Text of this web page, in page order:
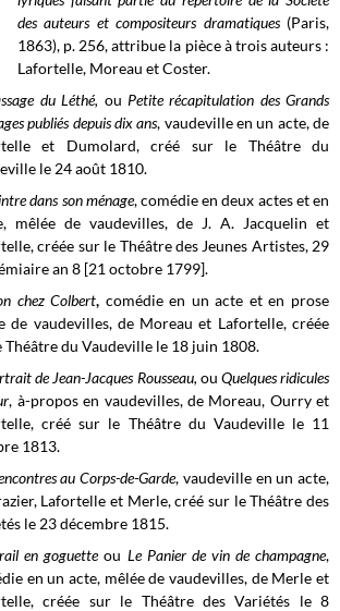
des auteurs et compositeurs dramatiques(Paris,
1863), p. 256, attribue la pièce à trois auteurs :
Lafortelle, Moreau et Coster.
du Léthé, ou Petite récapitulation des Grands
publiés depuis dix ans, vaudeville en un acte, de
et Dumolard, créé sur le Théâtre du
le 24 août 1810.
dans son ménage, comédie en deux actes et en
mêlée de vaudevilles, de J. A. Jacquelin et
créée sur le Théâtre des Jeunes Artistes, 29
an 8 [21 octobre 1799].
chez Colbert, comédie en un acte et en prose
de vaudevilles, de Moreau et Lafortelle, créée
Théâtre du Vaudeville le 18 juin 1808.
de Jean-Jacques Rousseau, ou Quelques ridicules
, à-propos en vaudevilles, de Moreau, Ourry et
créé sur le Théâtre du Vaudeville le 11
1813.
au Corps-de-Garde, vaudeville en un acte,
Lafortelle et Merle, créé sur leThéâtre des
le 23 décembre 1815.
en goguetteou Le Panier de vin de champagne,
en un acte, mêlée de vaudevilles, de Merle et
créée sur le Théâtre des Variétés le 8